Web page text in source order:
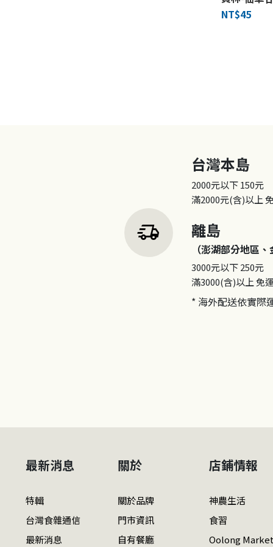
NT$45
delivery_truck_speed
台灣本島
2000元以下150元
滿2000元(含)以上
離島
（澎湖部分地區
3000元以下250元
滿3000(含)以上免
* 海外配送依實際
最新消息
特輯
台灣食雜通信
最新消息
關於
關於品牌
門市資訊
自有餐廳
店鋪情報
神農生活
食習
Oolong Market